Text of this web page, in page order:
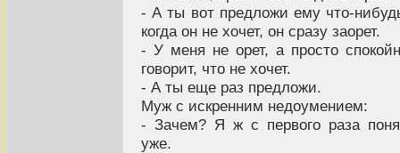
- А ты вот предложи ему что-
когда он не хочет, он сразу заорет.
- У меня не орет, а просто
говорит, что не хочет.
- А ты еще раз предложи.
Муж с искренним недоумением:
- Зачем? Я ж с первого раза
уже.